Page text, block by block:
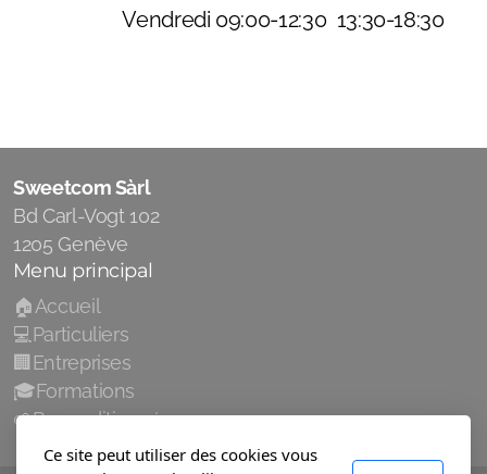
Vendredi 09:00-12:30 13:30-18:30
Sweetcom Sàrl
Bd Carl-Vogt 102
1205 Genève
Menu principal
🏠Accueil
💻Particuliers
🏢Entreprises
🎓Formations
🌱Reconditionné
Ce site peut utiliser des cookies vous